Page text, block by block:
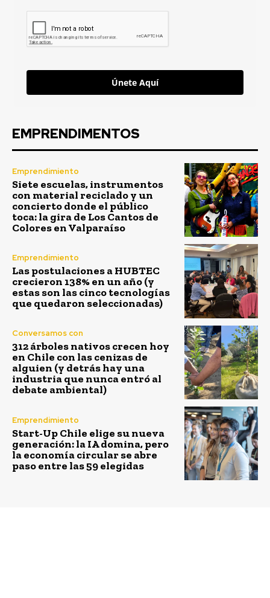
Únete Aquí
EMPRENDIMENTOS
Emprendimiento
Siete escuelas, instrumentos
con material reciclado y un
concierto donde el público
toca: la gira de Los Cantos de
Colores en Valparaíso
Emprendimiento
Las postulaciones a HUBTEC
crecieron 138% en un año (y
estas son las cinco tecnologías
que quedaron seleccionadas)
Conversamos con
312 árboles nativos crecen hoy
en Chile con las cenizas de
alguien (y detrás hay una
industria que nunca entró al
debate ambiental)
Emprendimiento
Start-Up Chile elige su nueva
generación: la IA domina, pero
la economía circular se abre
paso entre las 59 elegidas